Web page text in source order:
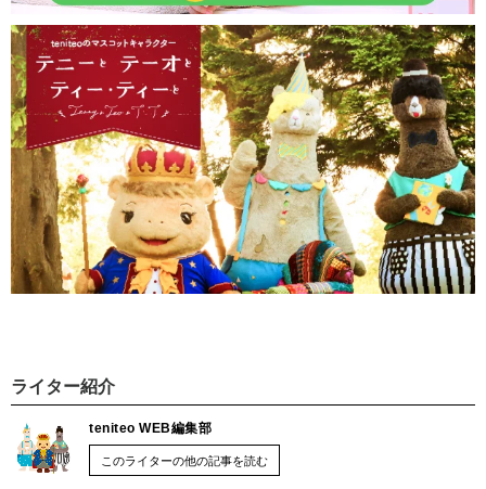
ライター紹介
teniteo WEB編集部
このライターの他の記事を読む